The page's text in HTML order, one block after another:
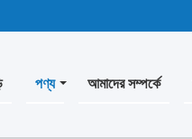
পণ্য আমাদের সম্পর্কে